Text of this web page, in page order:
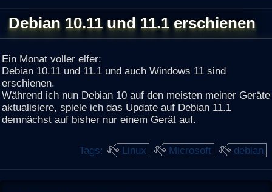
Debian 10.11 und 11.1 erschienen
Ein Monat voller elfer:
Debian 10.11 und 11.1 und auch Windows 11 sind
erschienen.
Während ich nun Debian 10 auf den meisten meiner Geräte
aktualisiere, spiele ich das Update auf Debian 11.1
demnächst auf bisher nur einem Gerät auf.
Tags: Linux Microsoft debian